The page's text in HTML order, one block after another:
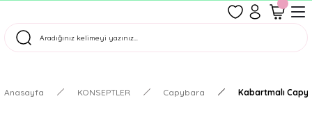
Tüm Siparişler Aynı Gün Kargoda!
Anasayfa KONSEPTLER Capybara Kabartmalı